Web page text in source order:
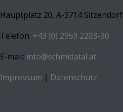
Hauptplatz 20, A-3714 Sitzendorf
Telefon: +43 (0) 2959 2203-30
E-mail: info@schmidatal.at
Impressum | Datenschutz